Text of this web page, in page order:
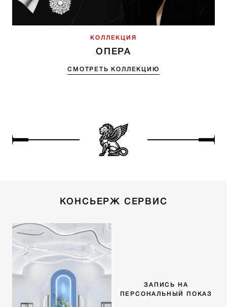
КОЛЛЕКЦИЯ
ОПЕРА
СМОТРЕТЬ КОЛЛЕКЦИЮ
КОНСЬЕРЖ СЕРВИС
ЗАПИСЬ НА
ПЕРСОНАЛЬНЫЙ ПОКАЗ